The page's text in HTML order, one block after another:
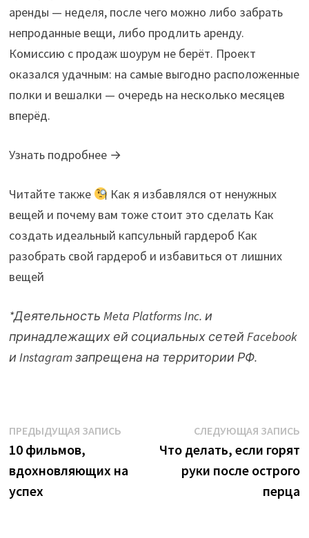
аренды — неделя, после чего можно либо забрать
непроданные вещи, либо продлить аренду.
Комиссию с продаж шоурум не берёт. Проект
оказался удачным: на самые выгодно расположенные
полки и вешалки — очередь на несколько месяцев
вперёд.
Узнать подробнее →
Читайте также
Как я избавлялся от ненужных
вещей и почему вам тоже стоит это сделать Как
создать идеальный капсульный гардероб Как
разобрать свой гардероб и избавиться от лишних
вещей
*Деятельность Meta Platforms Inc. и
принадлежащих ей социальных сетей Facebook
и Instagram запрещена на территории РФ.
Навигация
по
записям
ПРЕДЫДУЩАЯ ЗАПИСЬПредыдущая
10 фильмов,
вдохновляющих на
успех
СЛЕДУЮЩАЯ ЗАПИСЬ
Что делать, если горят
руки после острого
перца